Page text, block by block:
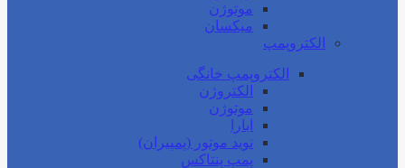
موتوژن
میکسان
الکتروپمپ
الکتروپمپ خانگی
الکتروژن
موتوژن
ابارا
نوید موتور (پمپیران)
پمپ پنتاکس